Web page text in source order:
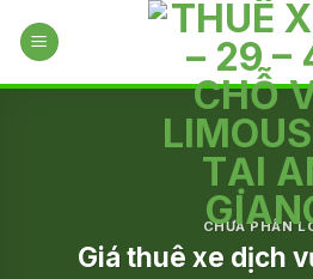
CHƯA PHÂN
Giá thuê xe dịch